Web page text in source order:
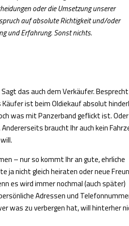
oder die Umsetzung unserer
auf absolute Richtigkeit und/oder
und Erfahrung. Sonst nichts.
das auch dem Verkäufer. Besprecht
ist beim Oldiekauf absolut
was mit Panzerband geflickt ist. Oder
braucht Ihr auch kein
– nur so kommt Ihr an gute, ehrliche
ja nicht gleich heiraten oder neue
es wird immer nochmal (auch später)
Adressen und
was zu verbergen hat, will hinterher